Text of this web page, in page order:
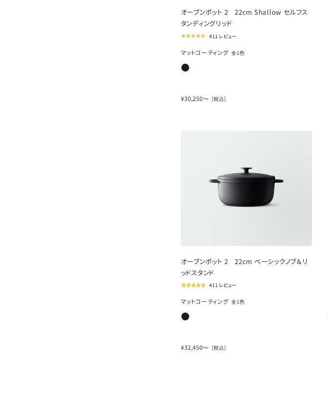
オーブンポット 2 22cm Shallow セルフス
タンディングリッド
411 レビュー
マットコーティング 全1色
¥30,250〜 ［税込］
オーブンポット 2 22cm ベーシックノブ＆リ
ッドスタンド
411 レビュー
マットコーティング 全1色
¥32,450〜 ［税込］